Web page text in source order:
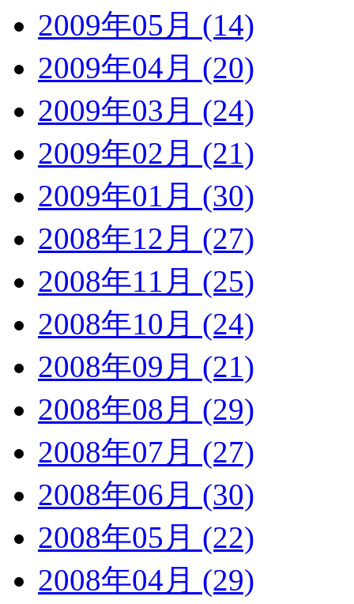
2009年05月 (14)
2009年04月 (20)
2009年03月 (24)
2009年02月 (21)
2009年01月 (30)
2008年12月 (27)
2008年11月 (25)
2008年10月 (24)
2008年09月 (21)
2008年08月 (29)
2008年07月 (27)
2008年06月 (30)
2008年05月 (22)
2008年04月 (29)